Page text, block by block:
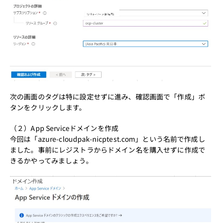
次の画面のタグは特に設定せずに進み、確認画面で「作成」ボ
タンをクリックします。
（２）App Serviceドメインを作成
今回は「azure-cloudpak-nicptest.com」という名前で作成し
ました。事前にレジストラからドメイン名を購入せずに作成で
きるかやってみましょう。